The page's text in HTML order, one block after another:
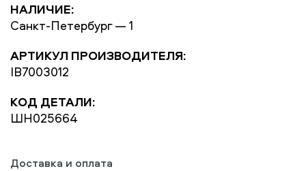
НАЛИЧИЕ:
Санкт-Петербург — 1
АРТИКУЛ ПРОИЗВОДИТЕЛЯ:
IB7003012
КОД ДЕТАЛИ:
ШН025664
Доставка и оплата